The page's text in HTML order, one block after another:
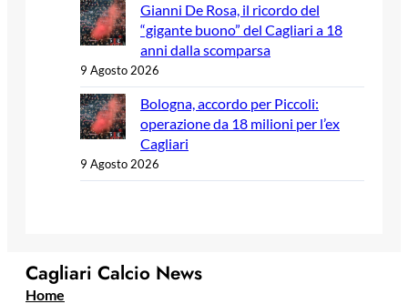
Gianni De Rosa, il ricordo del
“gigante buono” del Cagliari a 18
anni dalla scomparsa
9 Agosto 2026
Bologna, accordo per Piccoli:
operazione da 18 milioni per l’ex
Cagliari
9 Agosto 2026
Cagliari Calcio News
Home